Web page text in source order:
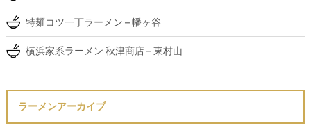
特麺コツ一丁ラーメン – 幡ヶ谷
横浜家系ラーメン 秋津商店 – 東村山
ラーメンアーカイブ